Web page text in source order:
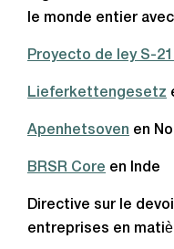
le monde entier
Proyecto de ley S-
Lieferkettengesetz
Apenhetsoven en
BRSR Core en Inde
Directive sur le
entreprises en